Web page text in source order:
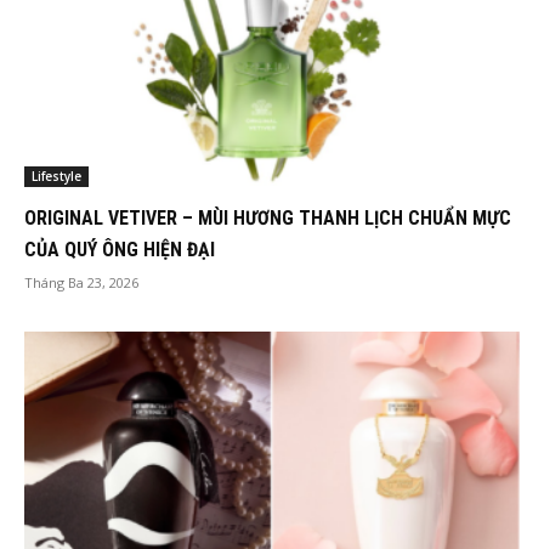
Lifestyle
ORIGINAL VETIVER – MÙI HƯƠNG THANH LỊCH CHUẨN MỰC
CỦA QUÝ ÔNG HIỆN ĐẠI
Tháng Ba 23, 2026